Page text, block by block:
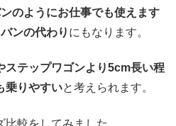
のようにお仕事でも使えます
ンの代わり にもなります。
ステップワゴンより5cm長い程
乗りやすいと考えられます。
較をしてみました。